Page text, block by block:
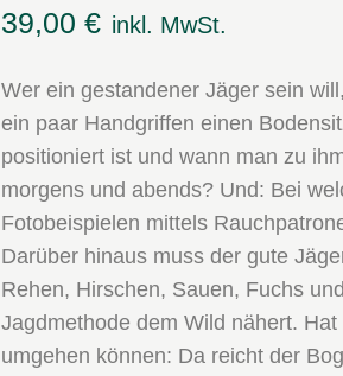
39,00€ inkl. MwSt.
Wer ein gestandener Jäger sein
ein paar Handgriffen einen
positioniert ist und wann man zu
morgens und abends? Und: Bei
Fotobeispielen mittels
Darüber hinaus muss der gute
Rehen, Hirschen, Sauen, Fuchs
Jagdmethode dem Wild nähert.
umgehen können: Da reicht der